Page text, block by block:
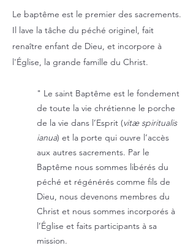
Le baptême est le premier des sacrements.
Il lave la tâche du péché originel, fait
renaître enfant de Dieu, et incorpore à
l'Église, la grande famille du Christ.
" Le saint Baptême est le fondement
de toute la vie chrétienne le porche
de la vie dans l’Esprit (vitæ spiritualis
ianua) et la porte qui ouvre l’accès
aux autres sacrements. Par le
Baptême nous sommes libérés du
péché et régénérés comme fils de
Dieu, nous devenons membres du
Christ et nous sommes incorporés à
l’Église et faits participants à sa
mission.